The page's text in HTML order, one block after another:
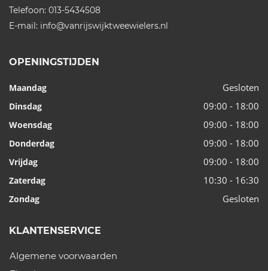
Telefoon: 013-5434508
E-mail: info@vanrijswijktweewielers.nl
OPENINGSTIJDEN
Maandag Gesloten
Dinsdag 09:00 - 18:00
Woensdag 09:00 - 18:00
Donderdag 09:00 - 18:00
Vrijdag 09:00 - 18:00
Zaterdag 10:30 - 16:30
Zondag Gesloten
KLANTENSERVICE
Algemene voorwaarden